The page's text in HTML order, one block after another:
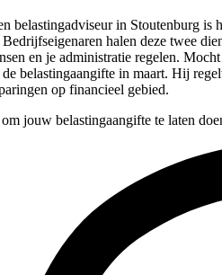
belastingadviseur in Stoutenburg
halen deze twee
en je administratie regelen.
belastingaangifte in maart. Hij
op financieel gebied.
om jouw belastingaangifte te laten